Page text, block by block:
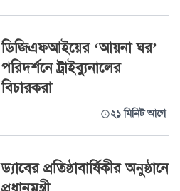
ডিজিএফআইয়ের ‘আয়না ঘর’
পরিদর্শনে ট্রাইব্যুনালের
বিচারকরা
২১ মিনিট আগে
ড্যাবের প্রতিষ্ঠাবার্ষিকীর অনুষ্ঠানে